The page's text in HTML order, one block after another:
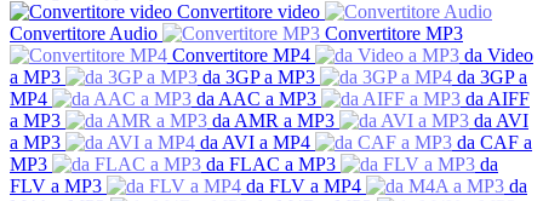
Convertitore video
Convertitore Audio
Convertitore MP3
Convertitore MP4
da Video
a MP3
da 3GP a MP3
da 3GP a
MP4
da AAC a MP3
da AIFF
a MP3
da AMR a MP3
da AVI
a MP3
da AVI a MP4
da CAF a
MP3
da FLAC a MP3
da
FLV a MP3
da FLV a MP4
da